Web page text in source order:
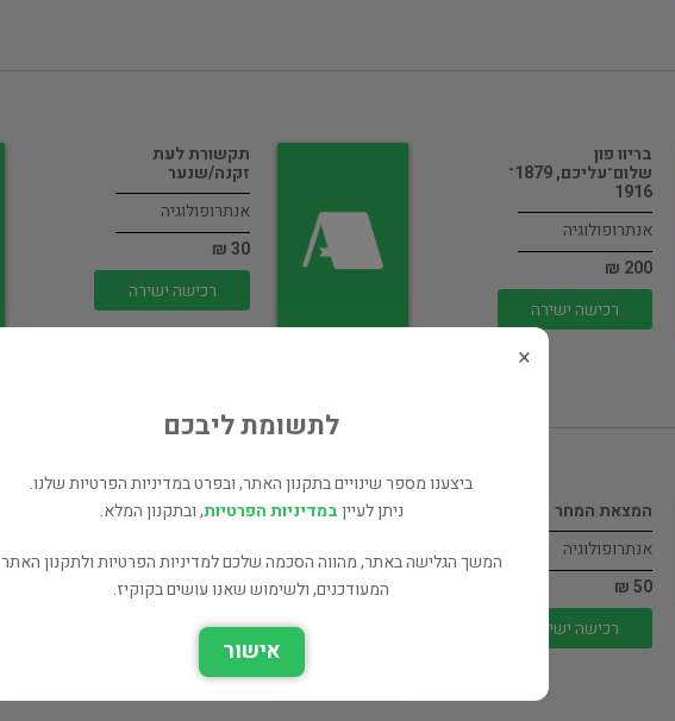
בריוו פון
שלום־עליכם, 1879־
1916
אנתרופולוגיה
200 ₪
רכישה ישירה
תקשורת לעת
זקנה/שנער
אנתרופולוגיה
30 ₪
רכישה ישירה
המצאת המחר
אנתרופולוגיה
50 ₪
רכישה ישירה
בסוד עמי
אנתרופולוגיה
65 ₪
רכישה ישירה
×
לתשומת ליבכם
ביצענו מספר שינויים בתקנון האתר, ובפרט במדיניות הפרטיות שלנו.
ניתן לעייןבמדיניות הפרטיות, ובתקנון המלא.
המשך הגלישה באתר, מהווה הסכמה שלכם למדיניות הפרטיות ולתקנון האתר
המעודכנים, ולשימוש שאנו עושים בקוקיז.
אישור